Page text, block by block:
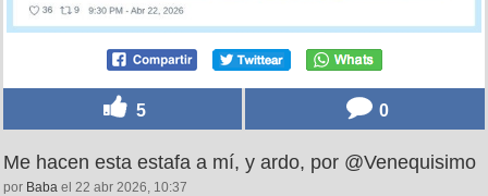
5 0
Me hacen esta estafa a mí, y ardo, por @Venequisimo
por Baba el 22 abr 2026, 10:37